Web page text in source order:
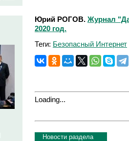
Юрий РОГОВ. Журнал
2020 год.
Теги: Безопасный Интернет
Loading...
Новости раздела